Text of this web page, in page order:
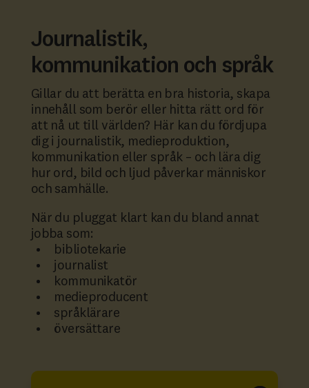
Journalistik,
kommunikation och språk
Gillar du att berätta en bra historia, skapa
innehåll som berör eller hitta rätt ord för
att nå ut till världen? Här kan du fördjupa
dig i journalistik, medieproduktion,
kommunikation eller språk – och lära dig
hur ord, bild och ljud påverkar människor
och samhälle.
När du pluggat klart kan du bland annat
jobba som:
bibliotekarie
journalist
kommunikatör
medieproducent
språklärare
översättare